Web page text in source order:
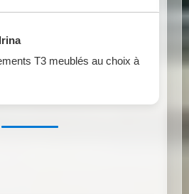
T3 meublés au choix à